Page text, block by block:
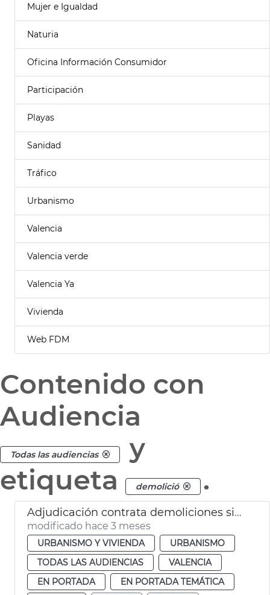
Mujer e Igualdad
Naturia
Oficina Información Consumidor
Participación
Playas
Sanidad
Tráfico
Urbanismo
Valencia
Valencia verde
Valencia Ya
Vivienda
Web FDM
Contenido con
Audiencia
Todas las audiencias
y
etiqueta
demolició .
Adjudicación contrata demoliciones situaciones ruina inminente València
modificado hace 3 meses
URBANISMO Y VIVIENDA
URBANISMO
TODAS LAS AUDIENCIAS
VALENCIA
EN PORTADA
EN PORTADA TEMÁTICA